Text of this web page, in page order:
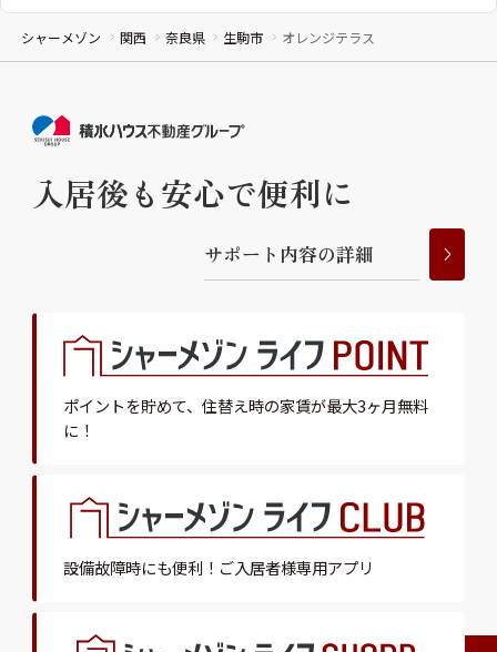
シャーメゾン 関西 奈良県 生駒市 オレンジテラス
入居後も安心で便利に
サポー ト 内容の詳細
ポイントを貯めて、 住替え時の家賃が最大3ヶ月無料
に！
設備故障時にも便利！ ご入居者様専用アプリ